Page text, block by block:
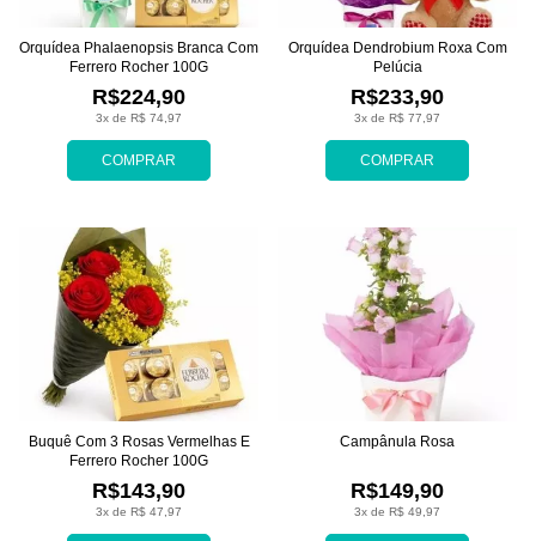
COMPRAR
3x de R$ 74,97
R$224,90
Orquídea Phalaenopsis Branca Com
Ferrero Rocher 100G
COMPRAR
3x de R$ 77,97
R$233,90
Orquídea Dendrobium Roxa Com
Pelúcia
3x de R$ 47,97
R$143,90
Buquê Com 3 Rosas Vermelhas E
Ferrero Rocher 100G
3x de R$ 49,97
R$149,90
Campânula Rosa